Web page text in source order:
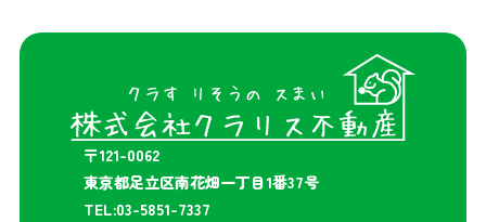
〒121-0062
東京都足立区南花畑一丁目1番37号
TEL:03-5851-7337